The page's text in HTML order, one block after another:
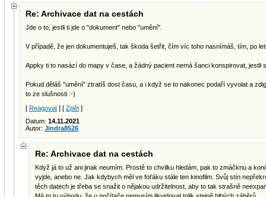
Re: Archivace dat na cestách
Jde o to, jestli ti jde o "dokument" nebo "umění".
V případě, že jen dokumentuješ, tak škoda šetřit, čím víc toho nasnímáš, tím, po
Appky ti to nasází do mapy v čase, a žádný pacient nemá šanci konspirovat, jestli
Pokud děláš "umění" ztratíš dost času, a i když se to nakonec podaří vyvolat a
to ze slušnosti :-)
[ Reagovat ] [ Zpět ]
Datum: 14.11.2021
Autor: Jindra8526
Re: Archivace dat na cestách
Když já to už ani jinak neumím. Prostě to chvilku hledám, pak to zmáčknu a
vyjde, anebo ne. Jak kdybych měl ve foťáku stále ten kinofilm. Svůj stín
těch datech je třeba se snažit o nějakou udržitelnost, aby to tak strašně